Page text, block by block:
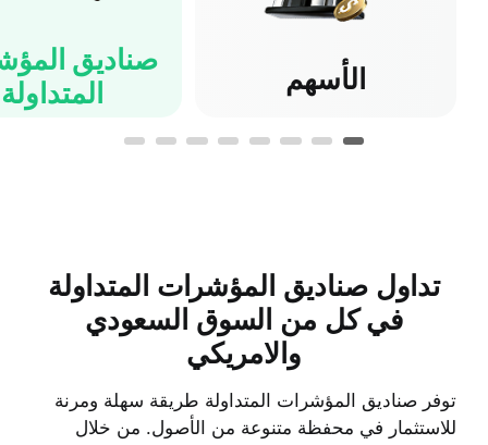
الأسهم
صناديق
المتداولة
تداول صناديق المؤشرات المتداولة
في كل من السوق السعودي
والامريكي
توفر صناديق المؤشرات المتداولة طريقة سهلة ومرنة
للاستثمار في محفظة متنوعة من الأصول. من خلال